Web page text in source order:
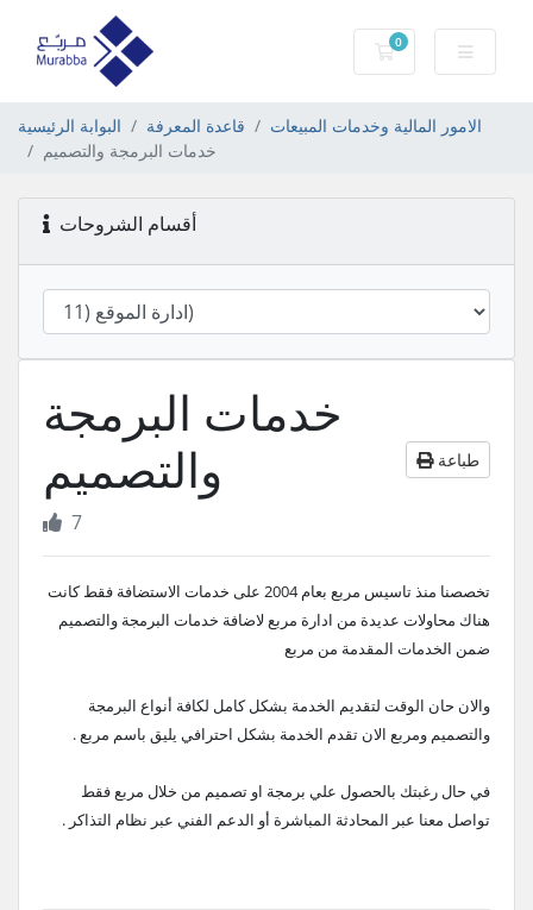
0
عربة التسوق
البوابة الرئيسية قاعدة المعرفة
الامور المالية وخدمات المبيعات
خدمات البرمجة والتصميم
أقسام الشروحات
خدمات البرمجة
والتصميم
طباعة
7
تخصصنا منذ تاسيس مربع بعام 2004 على خدمات الاستضافة فقط كانت
هناك محاولات عديدة من ادارة مربع لاضافة خدمات البرمجة والتصميم
ضمن الخدمات المقدمة من مربع
والان حان الوقت لتقديم الخدمة بشكل كامل لكافة أنواع البرمجة
والتصميم ومربع الان تقدم الخدمة بشكل احترافي يليق باسم مربع .
في حال رغبتك بالحصول علي برمجة او تصميم من خلال مربع فقط
تواصل معنا عبر المحادثة المباشرة أو الدعم الفني عبر نظام التذاكر .